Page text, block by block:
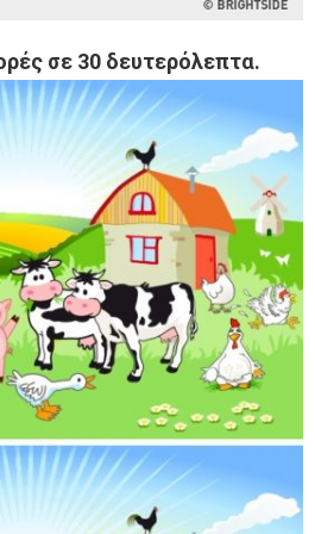
σε 30 δευτερόλεπτα.